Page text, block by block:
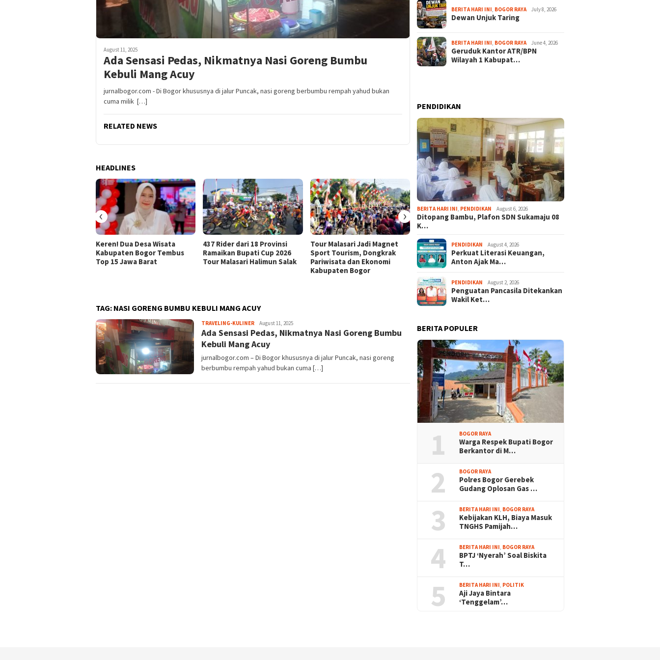
August 11, 2025
Ada Sensasi Pedas, Nikmatnya Nasi Goreng Bumbu
Kebuli Mang Acuy
jurnalbogor.com - Di Bogor khususnya di jalur Puncak, nasi goreng berbumbu rempah yahud bukan
cuma milik […]
RELATED NEWS
HEADLINES
Keren! Dua Desa Wisata
Kabupaten Bogor Tembus
Top 15 Jawa Barat
437 Rider dari 18 Provinsi
Ramaikan Bupati Cup 2026
Tour Malasari Halimun Salak
Tour Malasari Jadi Magnet
Sport Tourism, Dongkrak
Pariwisata dan Ekonomi
Kabupaten Bogor
Tour Malasari Halimun Salak
Kian Diminati, Ratusan Rider
dari 18 Provinsi Ramaikan
Bupati Bogor Cup 2026
Partai Demokrat Lakukan
‹ ›
TAG: NASI GORENG BUMBU KEBULI MANG ACUY
TRAVELING-KULINERSayyev
August 11, 2025
Ada Sensasi Pedas, Nikmatnya Nasi Goreng Bumbu
Kebuli Mang Acuy
jurnalbogor.com – Di Bogor khususnya di jalur Puncak, nasi goreng
berbumbu rempah yahud bukan cuma […]
BERITA HARI INI BOGOR RAYA July 8, 2026
Dewan Unjuk Taring
BERITA HARI INI BOGOR RAYA June 4, 2026
Geruduk Kantor ATR/BPN
Wilayah 1 Kabupat…
PENDIDIKAN
BERITA HARI INI PENDIDIKAN August 6, 2026
Ditopang Bambu, Plafon SDN Sukamaju 08
K…
PENDIDIKAN August 4, 2026
Perkuat Literasi Keuangan,
Anton Ajak Ma…
PENDIDIKAN August 2, 2026
Penguatan Pancasila Ditekankan
Wakil Ket…
BERITA POPULER
1 BOGOR RAYA
Warga Respek Bupati Bogor
Berkantor di M…
2 BOGOR RAYA
Polres Bogor Gerebek
Gudang Oplosan Gas …
3 BERITA HARI INI, BOGOR RAYA
Kebijakan KLH, Biaya Masuk
TNGHS Pamijah…
4 BERITA HARI INI, BOGOR RAYA
BPTJ ‘Nyerah’ Soal Biskita
T…
5 BERITA HARI INI, POLITIK
Aji Jaya Bintara
‘Tenggelam’…